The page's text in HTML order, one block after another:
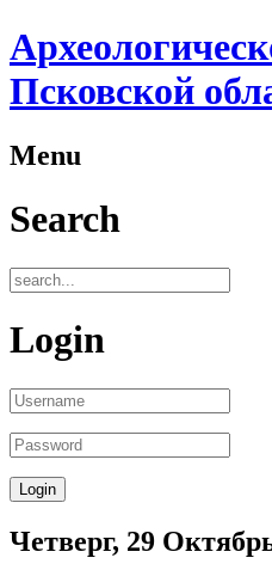
Псковской
Menu
Search
Login
Четверг, 29